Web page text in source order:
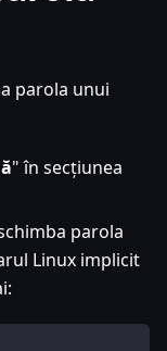
parola unui
" în secțiunea
parola
Linux implicit